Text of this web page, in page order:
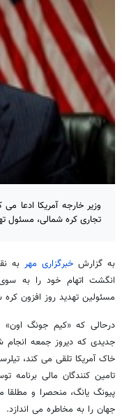
وزیر خارجه آمریکا ادعا
تجاری کره شمالی، مسئول
به گزارشخبرگزاری مهر به
انگشت اتهام خود را به
مسئولین تهدید روز افزون کره
درحالی که «کیم جونگ
جدیدی که دیروز جمعه
خاک آمریکا تلقی می کند،
تامین کنندگان مالی
پیونگ یانگ، منحصرا و
جهان را به مخاطره می اندازد.